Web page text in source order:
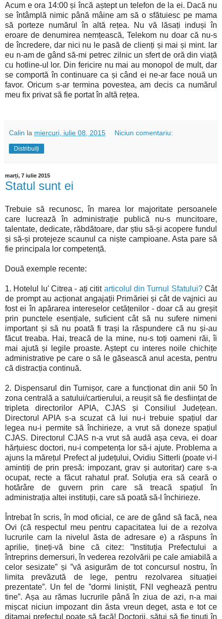
Acum e ora 14:00 și încă aștept un telefon de la ei. Dacă nu
se întâmplă nimic până mâine am să o sfătuiesc pe mama
să porteze numărul în altă rețea. Nu vă lăsați induși în
eroare de denumirea nemțească, Telekom nu doar că nu-s
de încredere, dar nici nu le pasă de clienți și mai și mint. Iar
eu n-am de gând să-mi petrec zilnic un sfert de oră din viață
cu hotline-ul lor. Din fericire nu mai au monopol de mult, dar
se comportă în continuare ca și când ei ne-ar face nouă un
favor. Oricum s-ar termina povestea, am decis ca numărul
meu fix privat să fie portat în altă rețea.
Calin la miercuri, iulie 08, 2015 Niciun comentariu:
Distribuiți
marți, 7 iulie 2015
Statul sunt ei
Trebuie să recunosc, în marea lor majoritate persoanele
care lucrează în administrație publică nu-s muncitoare,
talentate, dedicate, răbdătoare, dar știu să-și acopere fundul
și să-și protejeze scaunul ca niște campioane. Asta pare să
fie principala lor competență.
Două exemple recente:
1. Hotelul lu' Citrea - ați citit articolul din Turnul Sfatului?Cât
de prompt au acționat angajații Primăriei și cât de vajnici au
fost ei în apărarea intereselor cetățenilor - doar că au greșit
prin punctele esențiale, suficient cât să nu sufere nimeni
important și să nu poată fi trași la răspundere că nu și-au
făcut treaba. Hai, treacă de la mine, nu-s toți oameni răi, îi
mai ajută și legile proaste. Aștept cu interes noile chichițe
administrative pe care o să le găsească anul acesta, pentru
că distracția continuă.
2. Dispensarul din Turnișor, care a funcționat din anii 50 în
zona centrală a satului/cartierului, a reușit să fie desființat de
tripleta directorilor APIA, CJAS și Consiliul Județean.
Directorul APIA s-a scuzat că lui nu-i trebuie spațiul dar
legea nu-i permite să închirieze, a vrut să doneze spațiul
CJAS. Directorul CJAS n-a vrut să audă așa ceva, ei doar
hărțuiesc doctori, nu-i competența lor să-i ajute. Problema a
ajuns la mărețul Prefect al județului, Ovidiu Sitterli (poate vi-l
amintiți de prin presă: impozant, grav și autoritar) care s-a
ocupat, recte a făcut rahatul praf. Soluția era să ceară o
hotărâre de guvern prin care să treacă spațiul în
administrația altei instituții, care să poată să-l închirieze.
Întrebat în scris, în mod oficial, ce are de gând să facă, nea
Ovi (că respectul meu pentru capacitatea lui de a rezolva
lucrurile cam la nivelul ăsta de adresare e) a răspuns în
aprilie, țineți-vă bine că citez: ”Instituția Prefectului a
întreprins demersuri, în vederea rezolvării pe cale amiabilă a
celor sesizate” și ”vă asigurăm de tot concursul nostru, în
limita prevăzută de lege, pentru rezolvarea situației
prezentate”. Un fel de ”dormi liniștit, FNI veghează pentru
tine”. Așa au rămas lucrurile până în ziua de azi, n-a mai
mișcat niciun impozant din ăsta vreun deget, asta e tot ce
ditamai prefectul poate să facă! Doctorii, sătui să fie ținuți în